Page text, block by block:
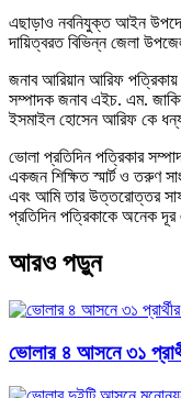
এছাড়াও নবনিযুক্ত আইন
দায়িত্বরত বিভিন্ন জেলা
জনাব আরিয়ান আরিফ পত্রিকায়
সম্পাদক জনাব এইচ. এম.
ইসমাইল হোসেন আরিফ কে
ভোলা প্রতিদিন পত্রিকার
একজন শিক্ষিত স্মার্ট ও তরুণ
এবং আমি তার উত্তরোত্তর
প্রতিদিন পত্রিকাকে অনেক দূর
আরও পড়ুন
ভোলার ৪ আসনে ৩১